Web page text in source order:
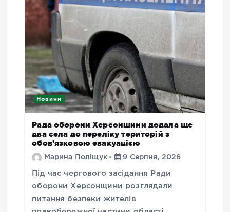
Новини
Рада оборони Херсонщини додала ще
два села до переліку територій з
обов’язковою евакуацією
Марина Поліщук 9 Серпня, 2026
Під час чергового засідання Ради
оборони Херсонщини розглядали
питання безпеки жителів